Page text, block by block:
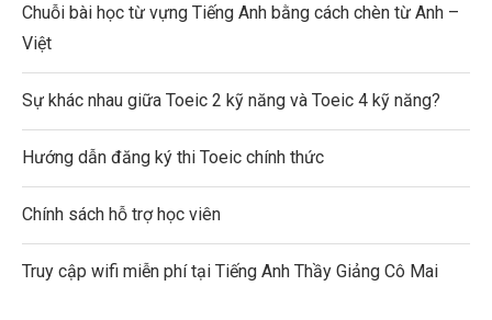
Chuỗi bài học từ vựng Tiếng Anh bằng cách chèn từ Anh –
Việt
Sự khác nhau giữa Toeic 2 kỹ năng và Toeic 4 kỹ năng?
Hướng dẫn đăng ký thi Toeic chính thức
Chính sách hỗ trợ học viên
Truy cập wifi miễn phí tại Tiếng Anh Thầy Giảng Cô Mai